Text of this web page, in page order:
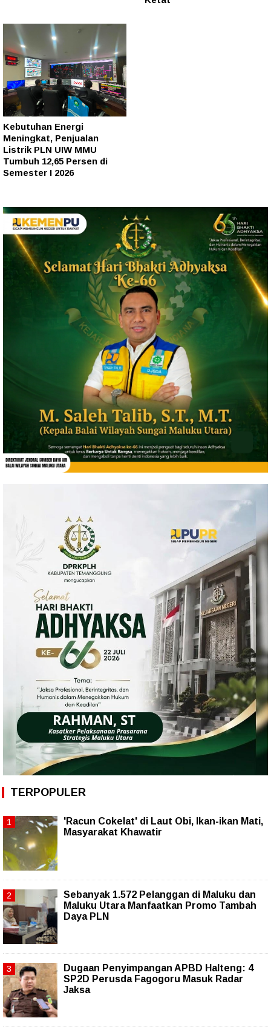
Kebutuhan Energi
Meningkat, Penjualan
Listrik PLN UIW MMU
Tumbuh 12,65 Persen di
Semester I 2026
TERPOPULER
'Racun Cokelat' di Laut Obi, Ikan-ikan Mati,
Masyarakat Khawatir
Sebanyak 1.572 Pelanggan di Maluku dan
Maluku Utara Manfaatkan Promo Tambah
Daya PLN
Dugaan Penyimpangan APBD Halteng: 4
SP2D Perusda Fagogoru Masuk Radar
Jaksa